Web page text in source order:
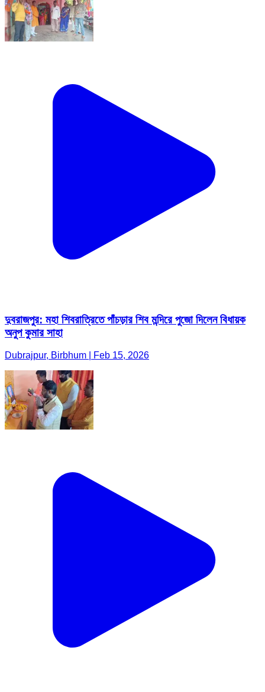
দুবরাজপুর: মহা শিবরাত্রিতে পাঁচড়ার শিব মন্দিরে পুজো দিলেন বিধায়ক
অনুপ কুমার সাহা
Dubrajpur, Birbhum | Feb 15, 2026